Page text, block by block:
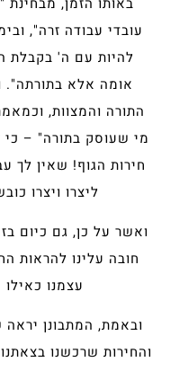
עובדי עבודה זרה",
להיות עם ה' בקבלת
אומה אלא בתורתה".
התורה והמצוות,
מי שעוסק בתורה" –
חירות הגוף! שאין לך
ליצרו ויצרו
ואשר על כן, גם כיום
חובה עלינו להראות
עצמנו
ובאמת, המתבונן
והחירות שרכשנו